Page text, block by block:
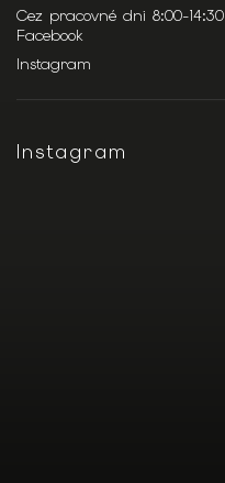
Cez pracovné dni 8:00-14:30
Facebook
Instagram
Instagram